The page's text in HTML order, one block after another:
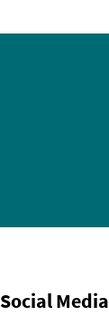
Social Media